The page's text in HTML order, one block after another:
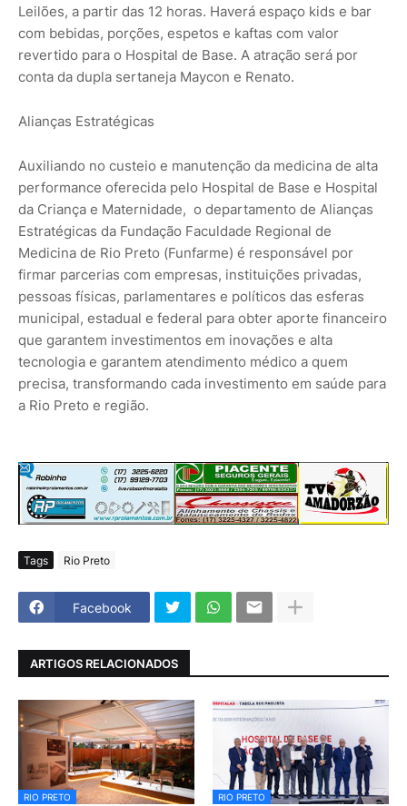
Leilões, a partir das 12 horas. Haverá espaço kids e bar
com bebidas, porções, espetos e kaftas com valor
revertido para o Hospital de Base. A atração será por
conta da dupla sertaneja Maycon e Renato.
Alianças Estratégicas
Auxiliando no custeio e manutenção da medicina de alta
performance oferecida pelo Hospital de Base e Hospital
da Criança e Maternidade, o departamento de Alianças
Estratégicas da Fundação Faculdade Regional de
Medicina de Rio Preto (Funfarme) é responsável por
firmar parcerias com empresas, instituições privadas,
pessoas físicas, parlamentares e políticos das esferas
municipal, estadual e federal para obter aporte financeiro
que garantem investimentos em inovações e alta
tecnologia e garantem atendimento médico a quem
precisa, transformando cada investimento em saúde para
a Rio Preto e região.
Tags Rio Preto
Facebook
ARTIGOS RELACIONADOS
RIO PRETO RIO PRETO